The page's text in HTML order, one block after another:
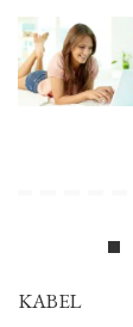
KABEL